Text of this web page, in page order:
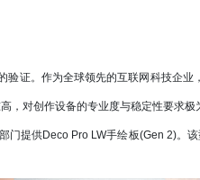
证。作为全球领先的互联网科技企业
，对创作设备的专业度与稳定性要求极
提供Deco Pro LW手绘板(Gen 2)。